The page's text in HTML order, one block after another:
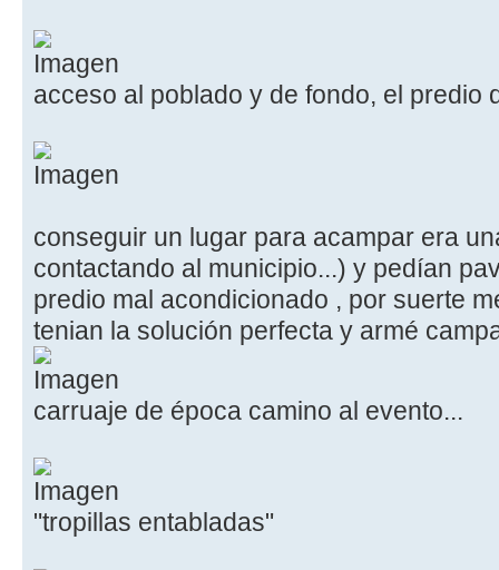
acceso al poblado y de fondo, el predio
conseguir un lugar para acampar era
contactando al municipio...) y pedían
predio mal acondicionado , por suerte
tenian la solución perfecta y armé
carruaje de época camino al evento...
"tropillas entabladas"